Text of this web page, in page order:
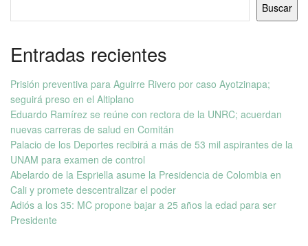
Buscar
Entradas recientes
Prisión preventiva para Aguirre Rivero por caso Ayotzinapa;
seguirá preso en el Altiplano
Eduardo Ramírez se reúne con rectora de la UNRC; acuerdan
nuevas carreras de salud en Comitán
Palacio de los Deportes recibirá a más de 53 mil aspirantes de la
UNAM para examen de control
Abelardo de la Espriella asume la Presidencia de Colombia en
Cali y promete descentralizar el poder
Adiós a los 35: MC propone bajar a 25 años la edad para ser
Presidente